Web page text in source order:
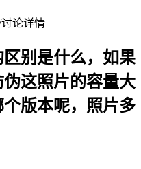
讨论详情
别是什么，如果
这照片的容量大
版本呢，照片多